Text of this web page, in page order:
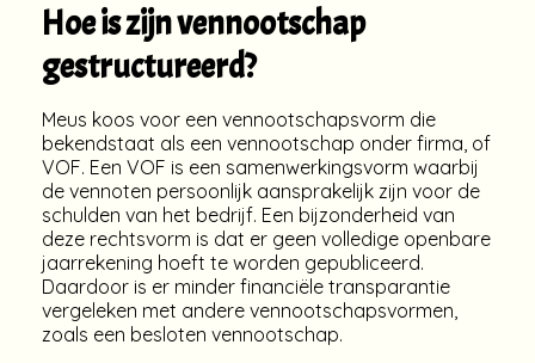
Hoe is zijn vennootschap
gestructureerd?
Meus koos voor een vennootschapsvorm die
bekendstaat als een vennootschap onder firma, of
VOF. Een VOF is een samenwerkingsvorm waarbij
de vennoten persoonlijk aansprakelijk zijn voor de
schulden van het bedrijf. Een bijzonderheid van
deze rechtsvorm is dat er geen volledige openbare
jaarrekening hoeft te worden gepubliceerd.
Daardoor is er minder financiële transparantie
vergeleken met andere vennootschapsvormen,
zoals een besloten vennootschap.